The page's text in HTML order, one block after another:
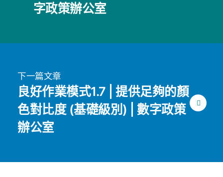
字政策辦公室
下一篇文章
良好作業模式1.7 | 提供足夠的顏
色對比度 (基礎級別) | 數字政策
辦公室